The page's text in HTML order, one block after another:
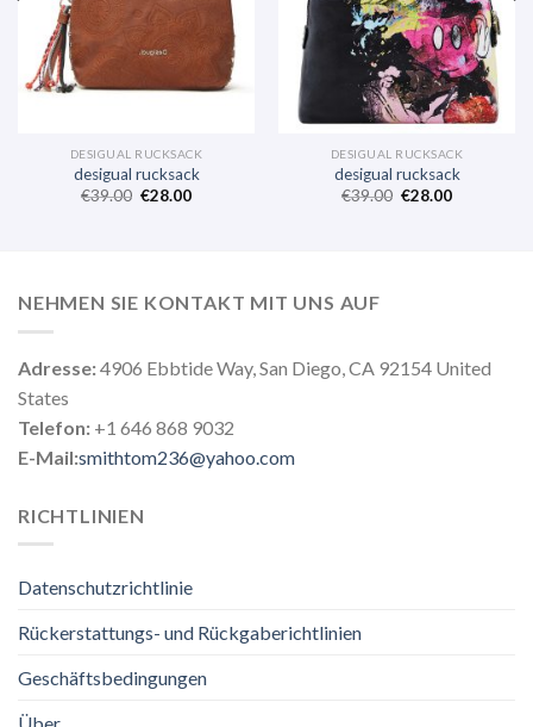
DESIGUAL RUCKSACK
desigual rucksack
€39.00 €28.00
DESIGUAL RUCKSACK
desigual rucksack
€39.00 €28.00
NEHMEN SIE KONTAKT MIT UNS AUF
Adresse:4906 Ebbtide Way, San Diego, CA 92154 United
States
Telefon: +1 646 868 9032
E-Mail:smithtom236@yahoo.com
RICHTLINIEN
Datenschutzrichtlinie
Rückerstattungs- und Rückgaberichtlinien
Geschäftsbedingungen